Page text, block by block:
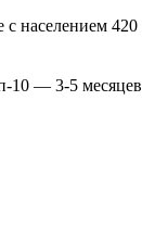
10 — 3-5